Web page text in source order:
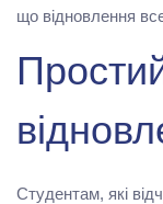
що відновлення
Студентам, які